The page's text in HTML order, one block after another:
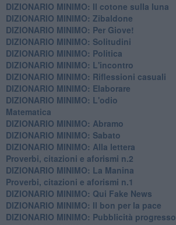
DIZIONARIO MINIMO: Il cotone sulla luna
DIZIONARIO MINIMO: Zibaldone
DIZIONARIO MINIMO: Per Giove!
DIZIONARIO MINIMO: Solitudini
DIZIONARIO MINIMO: Politica
DIZIONARIO MINIMO: L'incontro
DIZIONARIO MINIMO: Riflessioni casuali
DIZIONARIO MINIMO: Elaborare
DIZIONARIO MINIMO: L'odio
​Matematica
DIZIONARIO MINIMO: Abramo
DIZIONARIO MINIMO: Sabato
​DIZIONARIO MINIMO: Alla lettera
Proverbi, citazioni e aforismi n.2
DIZIONARIO MINIMO: La Manina
​Proverbi, citazioni e aforismi n.1
DIZIONARIO MINIMO: Qui Fake News
DIZIONARIO MINIMO: ​Il bon per la pace
DIZIONARIO MINIMO: Pubblicità progresso